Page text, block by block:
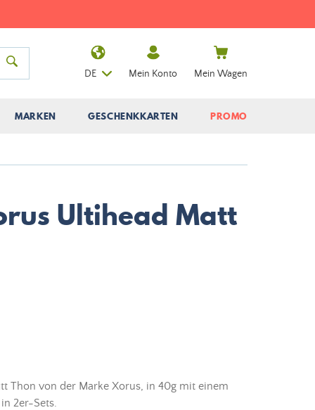
MARKEN GESCHENKKARTEN PROMO
DE Mein Konto Mein Wagen
Ultihead Matt
Thon von der Marke Xorus, in 40g mit einem
2er-Sets.